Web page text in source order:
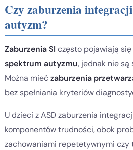
Czy zaburzenia
autyzm?
Zaburzenia SI często pojawiają
spektrum autyzmu, jednak nie
Można miećzaburzenia
bez spełniania kryteriów
U dzieci z ASD zaburzenia
komponentów trudności, obok
zachowaniami repetetywnymi czy